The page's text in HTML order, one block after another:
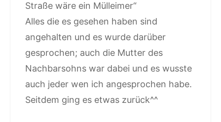
Straße wäre ein Mülleimer“
Alles die es gesehen haben sind
angehalten und es wurde darüber
gesprochen; auch die Mutter des
Nachbarsohns war dabei und es wusste
auch jeder wen ich angesprochen habe.
Seitdem ging es etwas zurück^^